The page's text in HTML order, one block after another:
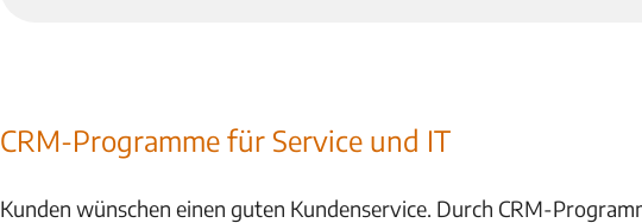
CRM-Programme für Service und IT
Kunden wünschen einen guten Kundenservice. Durch CRM-